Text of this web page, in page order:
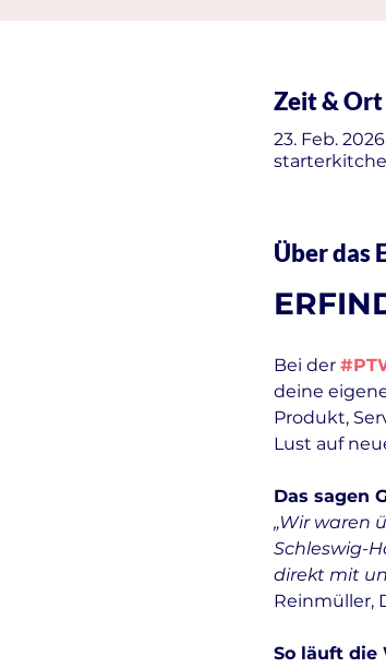
Zeit & Ort
23. Feb.
Über das
Bei der
deine
Produkt,
Lust auf
Das sagen
„Wir waren
Schleswig-
direkt mit
Reinmüller,
So läuft die